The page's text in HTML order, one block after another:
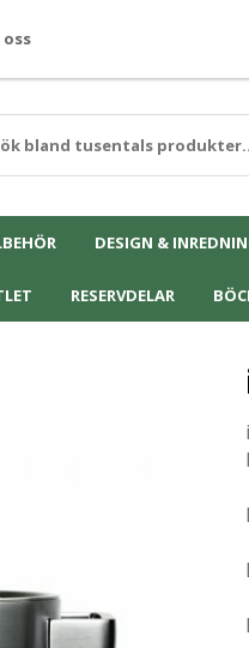
DESIGN &
RESERVDELAR